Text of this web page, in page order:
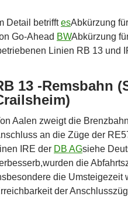
Detail betrifftesAbkürzung
Go-Ahead BWAbkürzung
Linien RB 13 und
13 -Remsbahn
Aalen zweigt die
an die Züge der
IRE der DB AGsiehe
die
die Umsteigezeit
der